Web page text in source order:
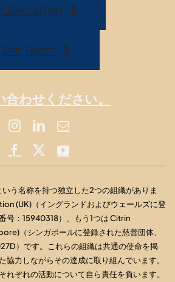
The Team
合わせください。
う名称を持つ独立した2つの組織がありま
(UK)（イングランドおよびウェールズに登
号：15940318）、もう1つは Citrin
（シンガポールに登録された慈善団体、
）です。これらの組織は共通の使命を掲
協力しながらその達成に取り組んでいます。
れぞれの活動について自ら責任を負います。